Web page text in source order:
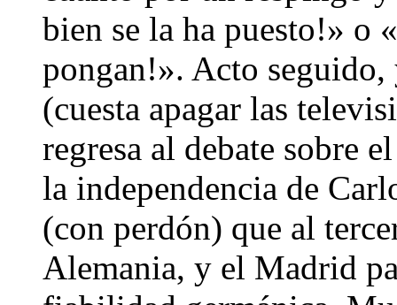
bien se la ha puesto!» o
pongan!». Acto
(cuesta apagar las
regresa al debate sobre
la independencia de
(con perdón) que al
Alemania, y el Madrid